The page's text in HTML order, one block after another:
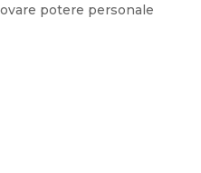
potere personale